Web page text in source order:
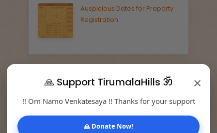
Auspicious Dates for Property
Registration
Latest News
SRI VENUGOPALA SWAMY TEPPOTSAVAMS
AT KARVETINAGARAM FROM AUGUST 25 TO
×
🙏 Support TirumalaHills ॐ
!! Om Namo Venkatesaya !! Thanks for your support
🙏 Donate Now!